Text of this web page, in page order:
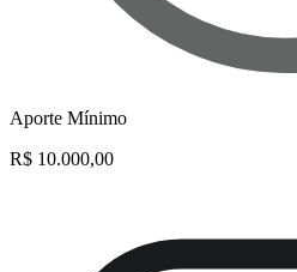
Aporte Mínimo
R$ 10.000,00